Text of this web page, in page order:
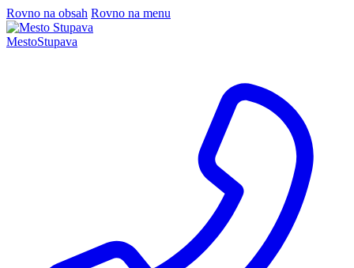
Rovno na obsah Rovno na menu
MestoStupava